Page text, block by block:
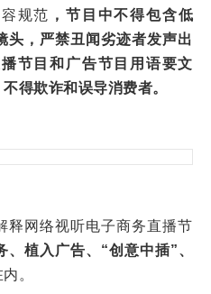
规范 ，节目中不得包含低
头，严禁丑闻劣迹者发声出
节目和广告节目用语要文
得欺诈和误导消费者。
释网络视听电子商务直播节
植入广告、“创意中插”、
。